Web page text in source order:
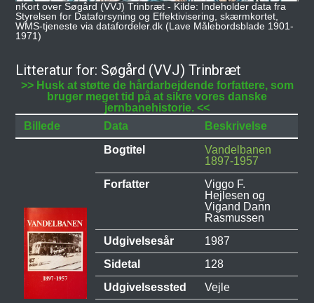
nKort over Søgård (VVJ) Trinbræt - Kilde: Indeholder data fra
Styrelsen for Dataforsyning og Effektivisering, skærmkortet,
WMS-tjeneste via datafordeler.dk (Lave Målebordsblade 1901-
1971)
Litteratur for: Søgård (VVJ) Trinbræt
>> Husk at støtte de hårdarbejdende forfattere, som
bruger meget tid på at sikre vores danske
jernbanehistorie. <<
Billede
Data
Beskrivelse
Bogtitel
Vandelbanen
1897-1957
Forfatter
Viggo F.
Hejlesen og
Vigand Dann
Rasmussen
Udgivelsesår
1987
Sidetal
128
Udgivelsessted
Vejle